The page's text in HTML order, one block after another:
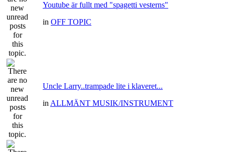
Youtube är fullt med "spagetti vesterns"
in OFF TOPIC
Uncle Larry..trampade lite i klaveret...
in ALLMÄNT MUSIK/INSTRUMENT